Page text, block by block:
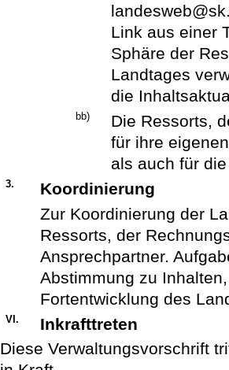
Link aus einer
Sphäre der
Landtages
die
bb)
Die Ressorts,
für ihre
als auch für
3.
Koordinierung
Zur Koordinierung der
Ressorts, der
Ansprechpartner.
Abstimmung zu
Fortentwicklung des
VI.
Inkrafttreten
Diese Verwaltungsvorschrift